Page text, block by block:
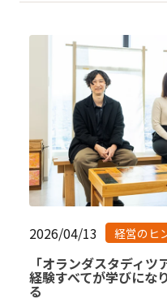
2026/04/13 経営のヒ
「オランダスタディ
経験すべてが学びにな
る